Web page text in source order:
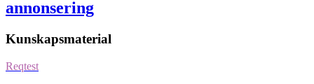
annonsering
Kunskapsmaterial
Reqtest